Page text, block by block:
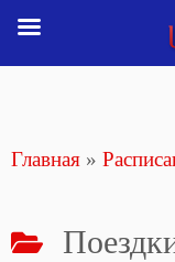
Главная »